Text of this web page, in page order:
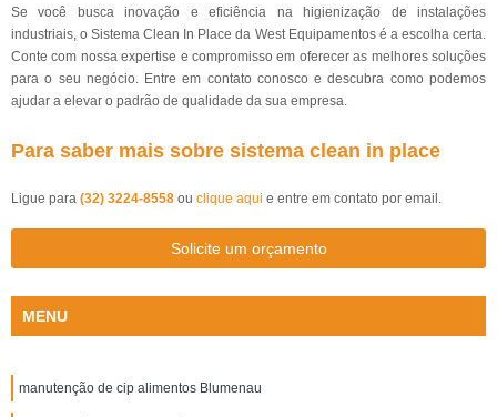
Se você busca inovação e eficiência na higienização de instalações
industriais, o Sistema Clean In Place da West Equipamentos é a escolha certa.
Conte com nossa expertise e compromisso em oferecer as melhores soluções
para o seu negócio. Entre em contato conosco e descubra como podemos
ajudar a elevar o padrão de qualidade da sua empresa.
Para saber mais sobre sistema clean in place
Ligue para (32) 3224-8558 ou clique aqui e entre em contato por email.
Solicite um orçamento
MENU
manutenção de cip alimentos Blumenau